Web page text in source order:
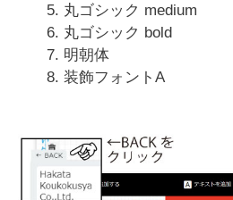
丸ゴシック medium
丸ゴシック bold
明朝体
装飾フォントA